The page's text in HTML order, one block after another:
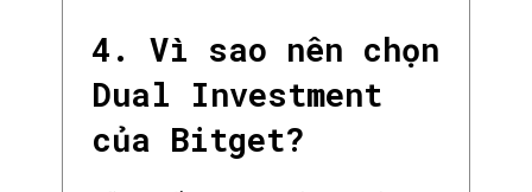
4. Vì sao nên chọn
Dual Investment
của Bitget?